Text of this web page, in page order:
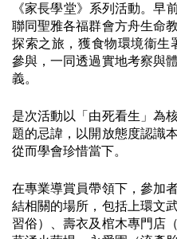
《家長學堂》系列活動。早
聯同聖雅各福群會方舟生命
探索之旅，獲食物環境衞
參與，一同透過實地考察與
義。
是次活動以「由死看生」為
題的忌諱，以開放態度認識
從而學會珍惜當下。
在專業導賞員帶領下，參加
結相關的場所，包括上環文
習俗）、壽衣及棺木專門店